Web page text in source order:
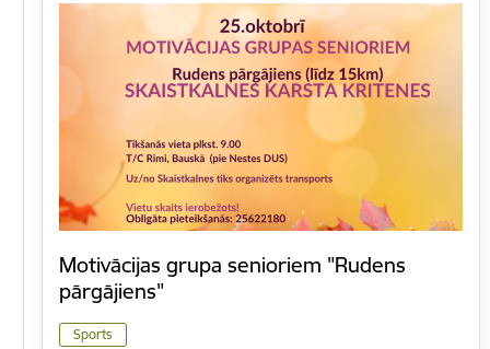
Motivācijas grupa senioriem "Rudens
pārgājiens"
Sports